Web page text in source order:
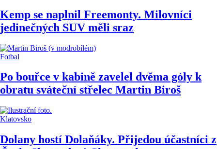
Kemp se naplnil Freemonty. Milovníci
jedinečných SUV měli sraz
Fotbal
Po bouřce v kabině zavelel dvěma góly k
obratu sváteční střelec Martin Biroš
Klatovsko
Dolany hostí Dolaňáky. Přijedou účastníci z